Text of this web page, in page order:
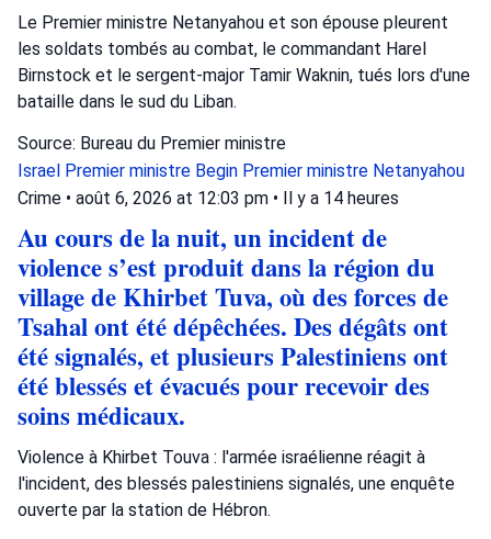
Le Premier ministre Netanyahou et son épouse pleurent
les soldats tombés au combat, le commandant Harel
Birnstock et le sergent-major Tamir Waknin, tués lors d'une
bataille dans le sud du Liban.
Source: Bureau du Premier ministre
Israel Premier ministre Begin Premier ministre Netanyahou
Crime • août 6, 2026 at 12:03 pm • Il y a 14 heures
Au cours de la nuit, un incident de
violence s’est produit dans la région du
village de Khirbet Tuva, où des forces de
Tsahal ont été dépêchées. Des dégâts ont
été signalés, et plusieurs Palestiniens ont
été blessés et évacués pour recevoir des
soins médicaux.
Violence à Khirbet Touva : l'armée israélienne réagit à
l'incident, des blessés palestiniens signalés, une enquête
ouverte par la station de Hébron.